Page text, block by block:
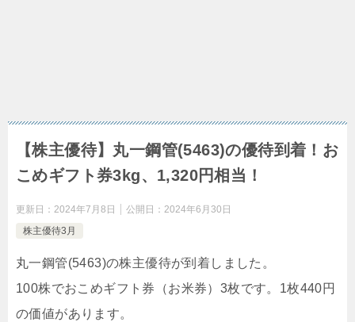
【株主優待】丸一鋼管(5463)の優待到着！お
こめギフト券3kg、1,320円相当！
更新日： 2024年7月8日 公開日： 2024年6月30日
株主優待3月
丸一鋼管(5463)の株主優待が到着しました。
100株でおこめギフト券（お米券）3枚です。1枚440円
の価値があります。